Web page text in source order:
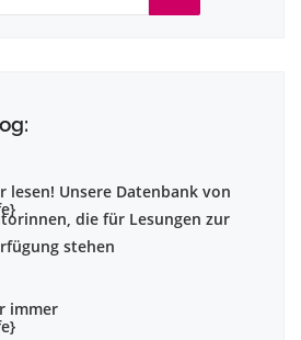
lesen! Unsere Datenbank von
die für Lesungen zur
stehen
immer